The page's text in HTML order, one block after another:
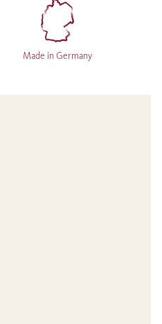
Made in Germany